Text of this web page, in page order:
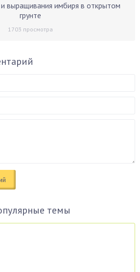
выращивания имбиря в открытом
грунте
1703 просмотра
темы